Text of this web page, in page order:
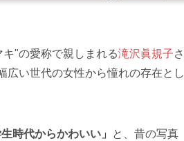
"の愛称で親しまれる滝沢眞規子さ
広い世代の女性から憧れの存在とし
時代からかわいい」
と、昔の写真